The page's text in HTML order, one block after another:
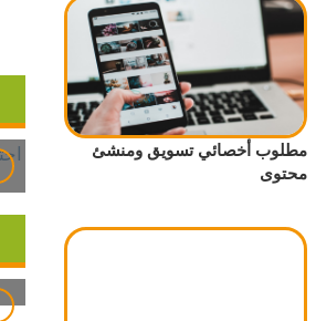
مطلوب أخصائي تسويق ومنشئ
محتوى